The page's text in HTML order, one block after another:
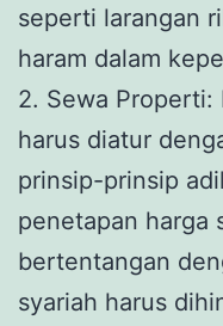
seperti larangan
haram dalam
2. Sewa Properti:
harus diatur
prinsip-prinsip
penetapan harga
bertentangan
syariah harus